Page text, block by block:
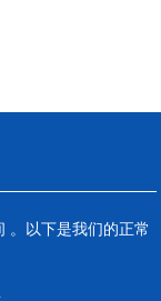
。以下是我们的正常